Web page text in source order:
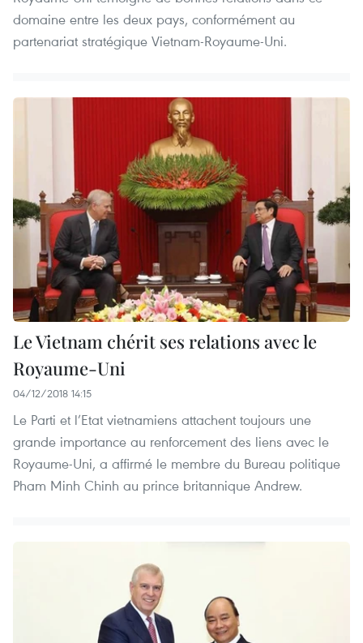
domaine entre les deux pays, conformément au
partenariat stratégique Vietnam-Royaume-Uni.
Le Vietnam chérit ses relations avec le
Royaume-Uni
04/12/2018 14:15
Le Parti et l’Etat vietnamiens attachent toujours une
grande importance au renforcement des liens avec le
Royaume-Uni, a affirmé le membre du Bureau politique
Pham Minh Chinh au prince britannique Andrew.